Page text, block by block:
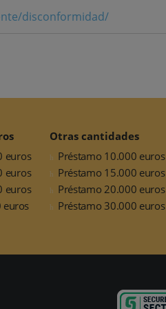
disconformidad/
euros
euros
euros
euros
Otras cantidades
Préstamo 10.000 euros
Préstamo 15.000 euros
Préstamo 20.000 euros
Préstamo 30.000 euros